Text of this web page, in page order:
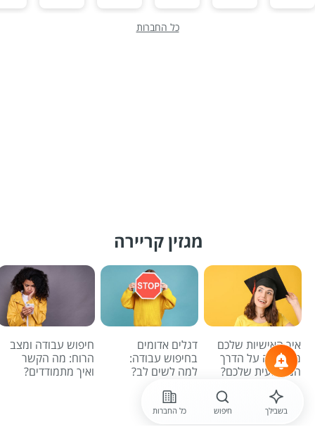
כל החברות
מגזין קריירה
איך האישיות שלכם
משפיעה על הדרך
המקצועית שלכם?
דגלים אדומים
בחיפוש עבודה:
למה לשים לב?
חיפוש עבודה ומצב
הרוח: מה הקשר
ואיך מתמודדים?
לכל הכתבות
בשבילך חיפוש כל החברות